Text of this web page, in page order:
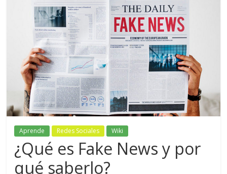
Aprende Redes Sociales Wiki
¿Qué es Fake News y por
qué saberlo?